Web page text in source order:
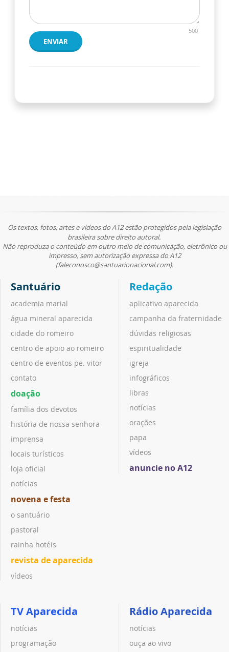
500
ENVIAR
Os textos, fotos, artes e vídeos do A12 estão protegidos pela legislação
brasileira sobre direito autoral.
Não reproduza o conteúdo em outro meio de comunicação, eletrônico ou
impresso, sem autorização expressa do A12
(faleconosco@santuarionacional.com).
Santuário
academia marial
água mineral aparecida
cidade do romeiro
centro de apoio ao romeiro
centro de eventos pe. vitor
contato
doação
família dos devotos
história de nossa senhora
imprensa
locais turísticos
loja oficial
notícias
novena e festa
o santuário
pastoral
rainha hotéis
revista de aparecida
vídeos
Redação
aplicativo aparecida
campanha da fraternidade
dúvidas religiosas
espiritualidade
igreja
infográficos
libras
notícias
orações
papa
vídeos
anuncie no A12
TV Aparecida
notícias
programação
Rádio Aparecida
notícias
ouça ao vivo